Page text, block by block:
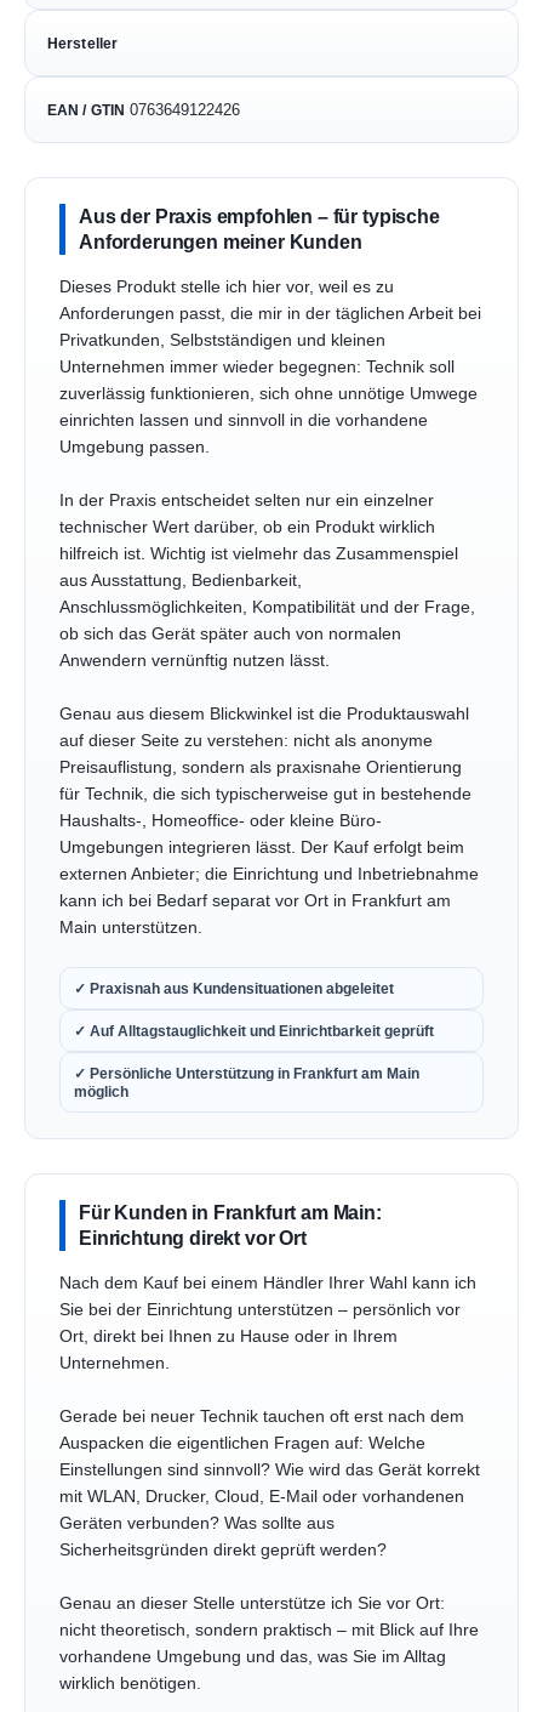
Hersteller
EAN / GTIN 0763649122426
Aus der Praxis empfohlen – für typische
Anforderungen meiner Kunden
Dieses Produkt stelle ich hier vor, weil es zu
Anforderungen passt, die mir in der täglichen Arbeit bei
Privatkunden, Selbstständigen und kleinen
Unternehmen immer wieder begegnen: Technik soll
zuverlässig funktionieren, sich ohne unnötige Umwege
einrichten lassen und sinnvoll in die vorhandene
Umgebung passen.
In der Praxis entscheidet selten nur ein einzelner
technischer Wert darüber, ob ein Produkt wirklich
hilfreich ist. Wichtig ist vielmehr das Zusammenspiel
aus Ausstattung, Bedienbarkeit,
Anschlussmöglichkeiten, Kompatibilität und der Frage,
ob sich das Gerät später auch von normalen
Anwendern vernünftig nutzen lässt.
Genau aus diesem Blickwinkel ist die Produktauswahl
auf dieser Seite zu verstehen: nicht als anonyme
Preisauflistung, sondern als praxisnahe Orientierung
für Technik, die sich typischerweise gut in bestehende
Haushalts-, Homeoffice- oder kleine Büro-
Umgebungen integrieren lässt. Der Kauf erfolgt beim
externen Anbieter; die Einrichtung und Inbetriebnahme
kann ich bei Bedarf separat vor Ort in Frankfurt am
Main unterstützen.
✓ Praxisnah aus Kundensituationen abgeleitet
✓ Auf Alltagstauglichkeit und Einrichtbarkeit geprüft
✓ Persönliche Unterstützung in Frankfurt am Main
möglich
Für Kunden in Frankfurt am Main:
Einrichtung direkt vor Ort
Nach dem Kauf bei einem Händler Ihrer Wahl kann ich
Sie bei der Einrichtung unterstützen – persönlich vor
Ort, direkt bei Ihnen zu Hause oder in Ihrem
Unternehmen.
Gerade bei neuer Technik tauchen oft erst nach dem
Auspacken die eigentlichen Fragen auf: Welche
Einstellungen sind sinnvoll? Wie wird das Gerät korrekt
mit WLAN, Drucker, Cloud, E-Mail oder vorhandenen
Geräten verbunden? Was sollte aus
Sicherheitsgründen direkt geprüft werden?
Genau an dieser Stelle unterstütze ich Sie vor Ort:
nicht theoretisch, sondern praktisch – mit Blick auf Ihre
vorhandene Umgebung und das, was Sie im Alltag
wirklich benötigen.